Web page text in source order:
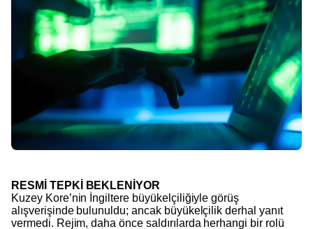
RESMİ TEPKİ BEKLENİYOR
Kuzey Kore’nin İngiltere büyükelçiliğiyle görüş
alışverişinde bulunuldu; ancak büyükelçilik derhal yanıt
vermedi. Rejim, daha önce saldırılarda herhangi bir rolü